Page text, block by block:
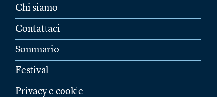
Chi siamo
Contattaci
Sommario
Festival
Privacy e cookie